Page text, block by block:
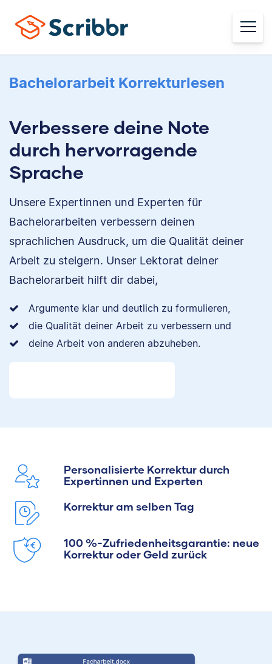
Bachelorarbeit Korrekturlesen
Verbessere deine Note
durch hervorragende
Sprache
Unsere Expertinnen und Experten für
Bachelorarbeiten verbessern deinen
sprachlichen Ausdruck, um die Qualität deiner
Arbeit zu steigern. Unser Lektorat deiner
Bachelorarbeit hilft dir dabei,
Argumente klar und deutlich zu formulieren,
die Qualität deiner Arbeit zu verbessern und
deine Arbeit von anderen abzuheben.
Personalisierte Korrektur durch
Expertinnen und Experten
Korrektur am selben Tag
100 %-Zufriedenheitsgarantie: neue
Korrektur oder Geld zurück